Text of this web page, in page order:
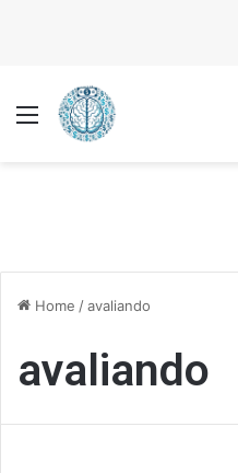
Menu
Home /avaliando
avaliando